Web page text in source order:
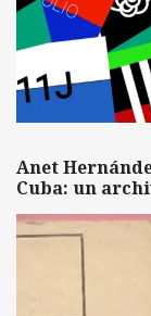
Anet
Cuba: un